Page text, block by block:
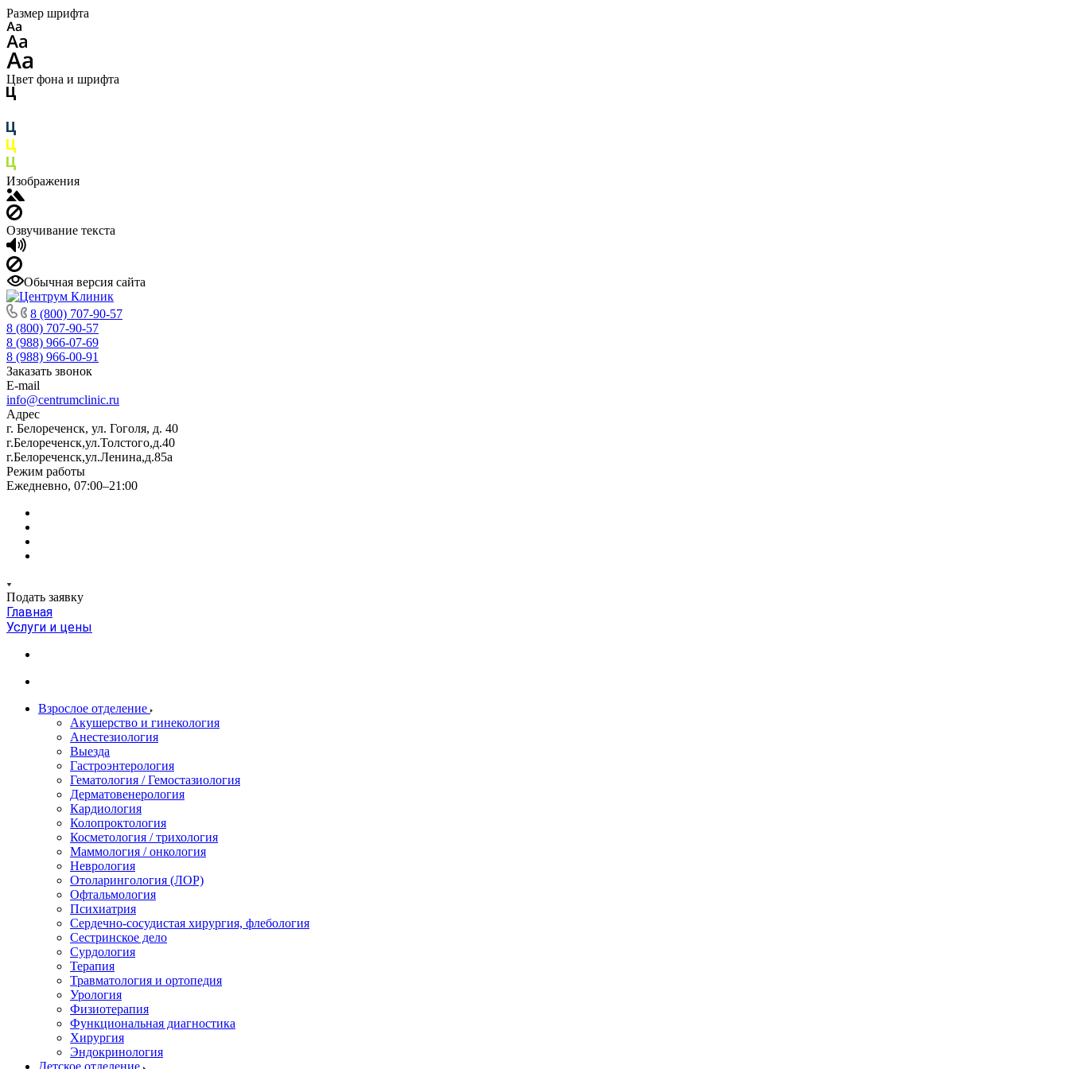
Размер шрифта
Цвет фона и шрифта
Изображения
Озвучивание текста
Обычная версия сайта
8 (800) 707-90-57
8 (800) 707-90-57
8 (988) 966-07-69
8 (988) 966-00-91
Заказать звонок
E-mail
info@centrumclinic.ru
Адрес
г. Белореченск, ул. Гоголя, д. 40
г.Белореченск,ул.Толстого,д.40
г.Белореченск,ул.Ленина,д.85а
Режим работы
Ежедневно, 07:00–21:00
Подать заявку
Главная
Услуги и цены
Взрослое отделение
Акушерство и гинекология
Анестезиология
Выезда
Гастроэнтерология
Гематология / Гемостазиология
Дерматовенерология
Кардиология
Колопроктология
Косметология / трихология
Маммология / онкология
Неврология
Отоларингология (ЛОР)
Офтальмология
Психиатрия
Сердечно-сосудистая хирургия, флебология
Сестринское дело
Сурдология
Терапия
Травматология и ортопедия
Урология
Физиотерапия
Функциональная диагностика
Хирургия
Эндокринология
Детское отделение